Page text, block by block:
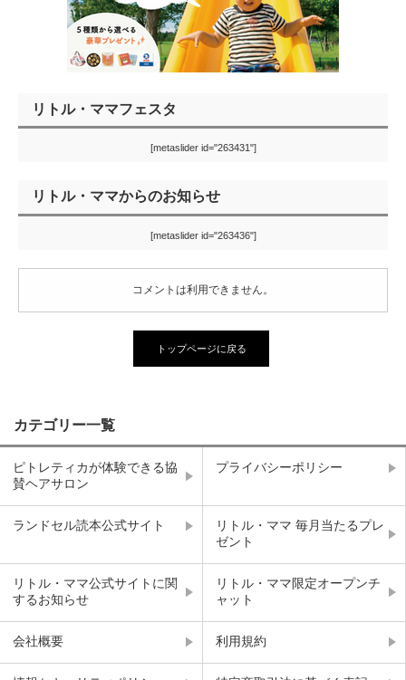
リトル・ママフェスタ
[metaslider id="263431"]
リトル・ママからのお知らせ
[metaslider id="263436"]
コメントは利用できません。
トップページに戻る
カテゴリー一覧
ピトレティカが体験できる協
賛ヘアサロン
プライバシーポリシー
ランドセル読本公式サイト
リトル・ママ 毎月当たるプレ
ゼント
リトル・ママ公式サイトに関
するお知らせ
リトル・ママ限定オープンチ
ャット
会社概要 利用規約